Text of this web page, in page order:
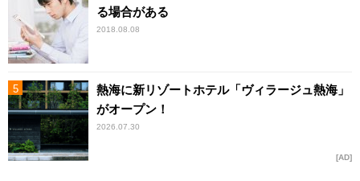
る場合がある
2018.08.08
熱海に新リゾートホテル「ヴィラージュ熱海」
がオープン！
2026.07.30
AD